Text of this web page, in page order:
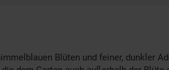
Blüten und feiner, dunkler